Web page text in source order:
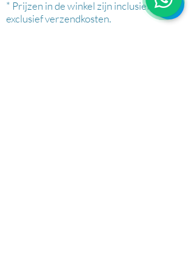
* Prijzen in de winkel zijn inclusief btw en
exclusief verzendkosten.